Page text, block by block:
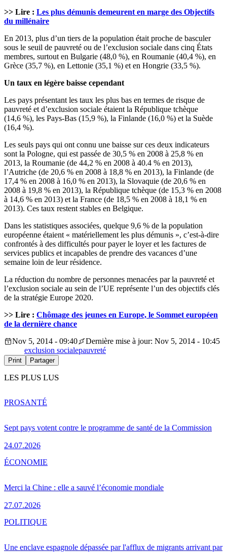
>> Lire : Les plus démunis demeurent en marge des Objectifs
du millénaire
En 2013, plus d’un tiers de la population était proche de basculer
sous le seuil de pauvreté ou de l’exclusion sociale dans cinq États
membres, surtout en Bulgarie (48,0 %), en Roumanie (40,4 %), en
Grèce (35,7 %), en Lettonie (35,1 %) et en Hongrie (33,5 %).
Un taux en légère baisse cependant
Les pays présentant les taux les plus bas en termes de risque de
pauvreté et d’exclusion sociale étaient la République tchèque
(14,6 %), les Pays-Bas (15,9 %), la Finlande (16,0 %) et la Suède
(16,4 %).
Les seuls pays qui ont connu une baisse sur ces deux indicateurs
sont la Pologne, qui est passée de 30,5 % en 2008 à 25,8 % en
2013, la Roumanie (de 44,2 % en 2008 à 40.4 % en 2013),
l’Autriche (de 20,6 % en 2008 à 18,8 % en 2013), la Finlande (de
17,4 % en 2008 à 16,0 % en 2013), la Slovaquie (de 20,6 % en
2008 à 19,8 % en 2013), la République tchèque (de 15,3 % en 2008
à 14,6 % en 2013) et la France (de 18,5 % en 2008 à 18,1 % en
2013). Ces taux restent stables en Belgique.
Dans les statistiques associées, quelque 9,6 % de la population
européenne étaient « matériellement les plus démunis », c’est-à-dire
confrontés à des difficultés pour payer le loyer et les factures de
services publics et incapables de prendre des vacances d’une
semaine loin de leur résidence.
La réduction du nombre de personnes menacées par la pauvreté et
l’exclusion sociale au sein de l’UE représente l’un des objectifs clés
de la stratégie Europe 2020.
>> Lire : Chômage des jeunes en Europe, le Sommet européen
de la dernière chance
Nov 5, 2014 - 09:40
Dernière mise à jour: Nov 5, 2014 - 10:45
exclusion socialepauvreté
Print Partager
LES PLUS LUS
Sept pays votent contre le programme de santé de la Commission
24.07.2026
PROSANTÉ
Merci la Chine : elle a sauvé l’économie mondiale
27.07.2026
ÉCONOMIE
Une enclave espagnole dépassée par l'afflux de migrants arrivant par
POLITIQUE